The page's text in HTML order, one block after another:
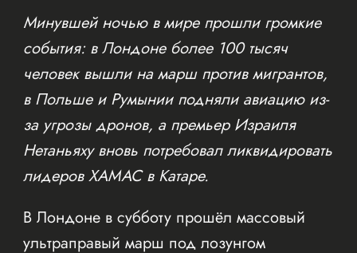
Минувшей ночью в мире прошли громкие
события: в Лондоне более 100 тысяч
человек вышли на марш против мигрантов,
в Польше и Румынии подняли авиацию из-
за угрозы дронов, а премьер Израиля
Нетаньяху вновь потребовал ликвидировать
лидеров ХАМАС в Катаре.
В Лондоне в субботу прошёл массовый
ультраправый марш под лозунгом